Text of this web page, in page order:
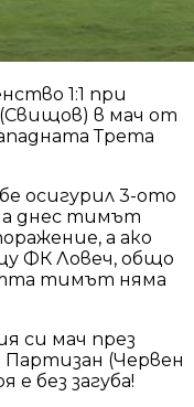
1:1 при
в мач от
Трета
осигурил 3-ото
а днес тимът
а ако
ФК Ловеч, общо
тимът няма
си мач през
(Червен
е без загуба!